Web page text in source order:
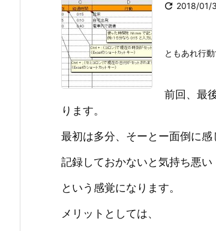
 2018/01/
ともあれ行
前回、最
ります。
最初は多分、そーとー面倒に
記録しておかないと気持ち悪い
という感覚になります。
メリットとしては、